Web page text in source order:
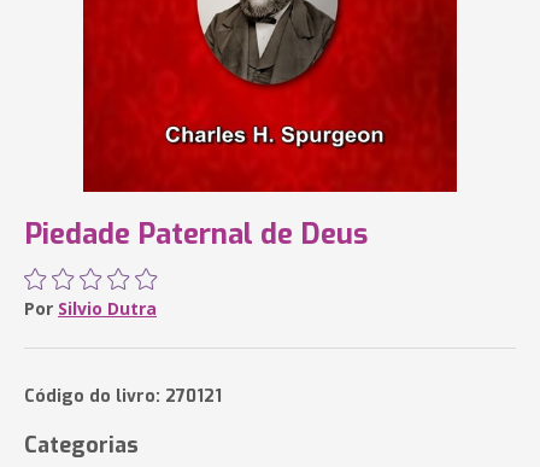
Piedade Paternal de Deus
Por Silvio Dutra
Código do livro: 270121
Categorias